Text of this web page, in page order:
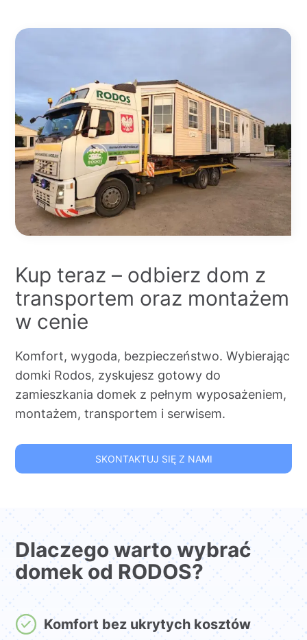
Kup teraz – odbierz dom z
transportem oraz montażem
w cenie
Komfort, wygoda, bezpieczeństwo. Wybierając
domki Rodos, zyskujesz gotowy do
zamieszkania domek z pełnym wyposażeniem,
montażem, transportem i serwisem.
SKONTAKTUJ SIĘ Z NAMI
Dlaczego warto wybrać
domek od RODOS?
Komfort bez ukrytych kosztów